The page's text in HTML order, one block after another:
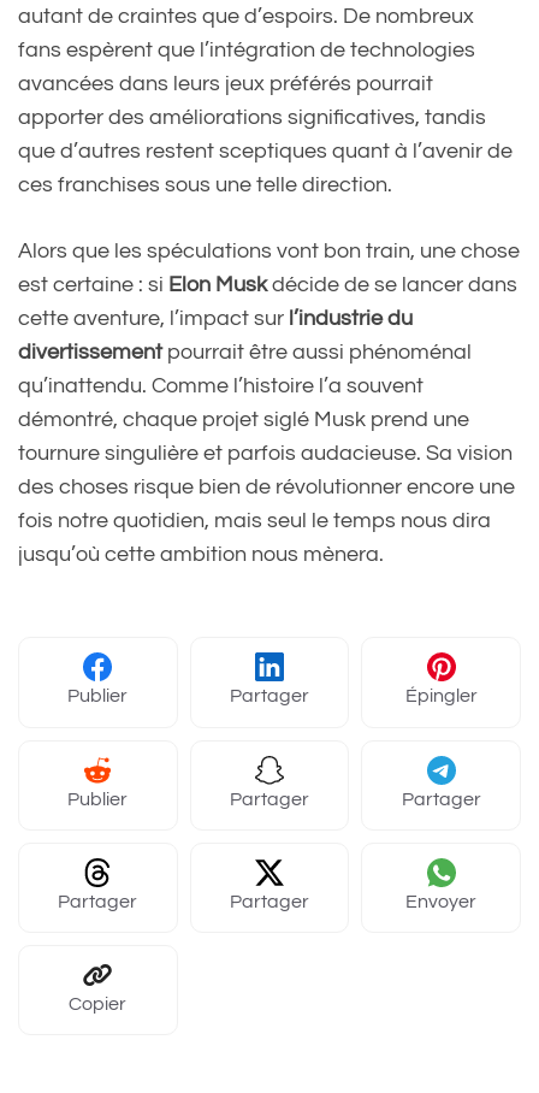
autant de craintes que d’espoirs. De nombreux
fans espèrent que l’intégration de technologies
avancées dans leurs jeux préférés pourrait
apporter des améliorations significatives, tandis
que d’autres restent sceptiques quant à l’avenir de
ces franchises sous une telle direction.
Alors que les spéculations vont bon train, une chose
est certaine : si Elon Muskdécide de se lancer dans
cette aventure, l’impact sur l’industrie du
divertissementpourrait être aussi phénoménal
qu’inattendu. Comme l’histoire l’a souvent
démontré, chaque projet siglé Musk prend une
tournure singulière et parfois audacieuse. Sa vision
des choses risque bien de révolutionner encore une
fois notre quotidien, mais seul le temps nous dira
jusqu’où cette ambition nous mènera.
Publier Partager Épingler
Publier Partager Partager
Partager Partager Envoyer
Copier